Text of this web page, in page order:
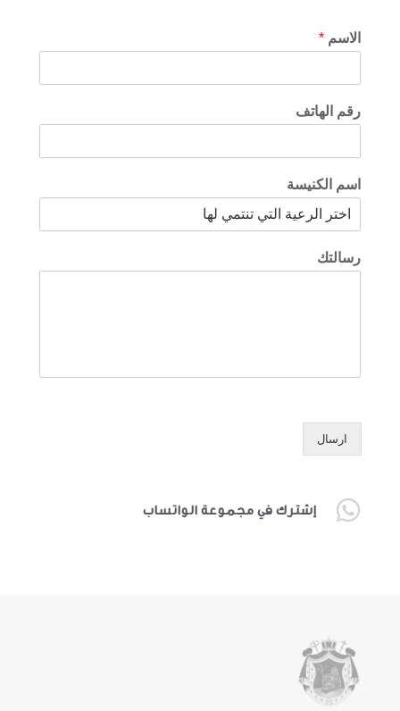
الاسم *
رقم الهاتف
اسم الكنيسة
رسالتك
ارسال
إشترك في مجموعة الواتساب